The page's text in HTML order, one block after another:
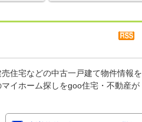
住宅などの中古一戸建て物件情報を
イホーム探しをgoo住宅・不動産が